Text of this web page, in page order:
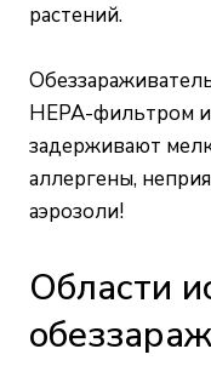
растений.
HEPA-фильтром
задерживают
аллергены,
аэрозоли!
Области